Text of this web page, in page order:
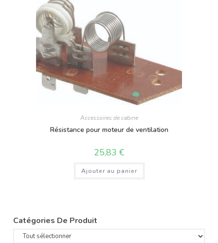
Accessoires de cabine
Résistance pour moteur de ventilation
25,83 €
Ajouter au panier
Catégories De Produit